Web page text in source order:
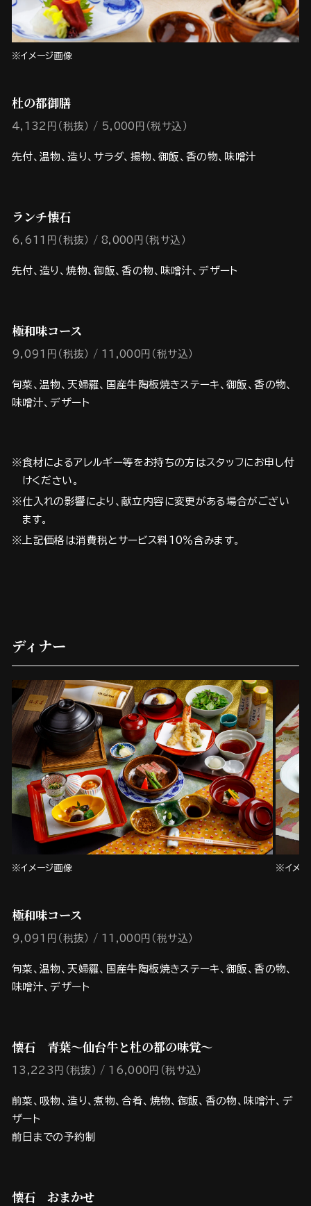
※イメージ画像
杜の都御膳
4,132円（税抜） 5,000円（税サ込）
先付、温物、造り、サラダ、揚物、御飯、香の物、味噌汁
ランチ懐石
6,611円（税抜） 8,000円（税サ込）
先付、造り、焼物、御飯、香の物、味噌汁、デザート
極和味コース
9,091円（税抜） 11,000円（税サ込）
旬菜、温物、天婦羅、国産牛陶板焼きステーキ、御飯、香の物、
味噌汁、デザート
※食材によるアレルギー等をお持ちの方はスタッフにお申し付
けください。
※仕入れの影響により、献立内容に変更がある場合がござい
ます。
※上記価格は消費税とサービス料10％含みます。
ディナー
※イメージ画像 ※イメー
極和味コース
9,091円（税抜） 11,000円（税サ込）
旬菜、温物、天婦羅、国産牛陶板焼きステーキ、御飯、香の物、
味噌汁、デザート
懐石 青葉～仙台牛と杜の都の味覚～
13,223円（税抜） 16,000円（税サ込）
前菜、吸物、造り、煮物、合肴、焼物、御飯、香の物、味噌汁、デ
ザート
前日までの予約制
懐石 おまかせ